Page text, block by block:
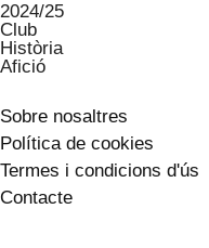
2024/25
Club
Història
Afició
Sobre nosaltres
Política de cookies
Termes i condicions d'ús
Contacte